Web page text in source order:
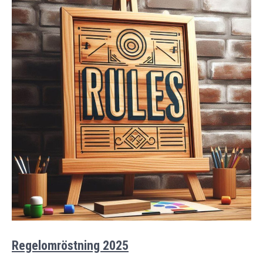
Regelomröstning 2025